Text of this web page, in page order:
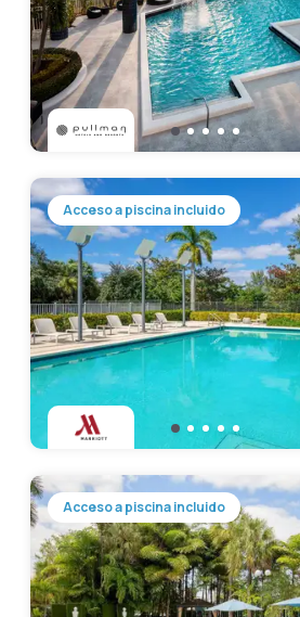
Acceso a piscina incluido
Acceso a piscina incluido